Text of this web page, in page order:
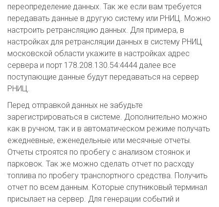
переопределение данных. Так же если вам требуется
передавать данные в другую систему или РНИЦ. Можно
настроить ретрансляцию данных. Для примера, в
настройках для ретрансляции данных в систему РНИЦ
московской области укажите в настройках адрес
сервера и порт 178.208.130.54:4444 далее все
поступающие данные будут передаваться на сервер
РНИЦ.
Перед отправкой данных не забудьте
зарегистрироваться в системе. Дополнительно можно
как в ручном, так и в автоматическом режиме получать
ежедневные, еженедельные или месячные отчеты.
Отчеты строятся по пробегу с анализом стоянок и
парковок. Так же можно сделать отчет по расходу
топлива по пробегу транспортного средства. Получить
отчет по всем данным. Которые спутниковый терминал
присылает на сервер. Для генерации событий и